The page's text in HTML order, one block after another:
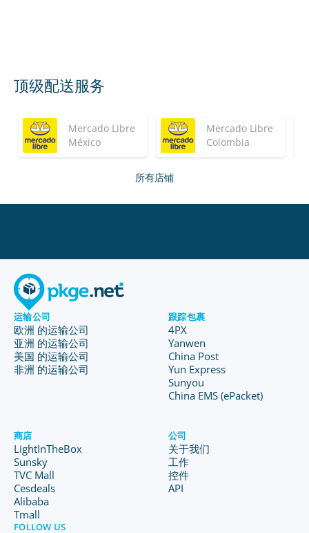
顶级配送服务
Mercado Libre
México
Mercado Libre
Colombia
所有店铺
运输公司
欧洲 的运输公司
亚洲 的运输公司
美国 的运输公司
非洲 的运输公司
跟踪包裹
4PX
Yanwen
China Post
Yun Express
Sunyou
China EMS (ePacket)
商店
LightInTheBox
Sunsky
TVC Mall
Cesdeals
Alibaba
Tmall
公司
关于我们
工作
控件
API
FOLLOW US